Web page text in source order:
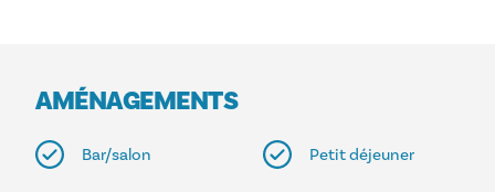
AMÉNAGEMENTS
Bar/salon Petit déjeuner